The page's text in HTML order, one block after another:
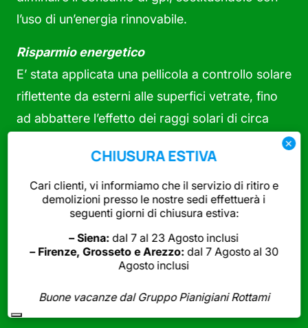
l’uso di un’energia rinnovabile.
Risparmio energetico
E’ stata applicata una pellicola a controllo solare
riflettente da esterni alle superfici vetrate, fino
ad abbattere l’effetto dei raggi solari di circa
la funzione da isolante durante la stagione
invernale, mantenendo stabile il calore termico
all’interno degli uffici.
L’ufficio tecnico dell’impianto attua
costantemente una serie di interventi atti
sostanzialmente si possono suddividere in:
CHIUSURA ESTIVA
Cari clienti, vi informiamo che il servizio di ritiro e
demolizioni presso le nostre sedi effettuerà i
seguenti giorni di chiusura estiva:
– Siena:dal 7 al 23 Agosto inclusi
– Firenze, Grosseto e Arezzo: dal 7 Agosto al 30
Agosto inclusi
Buone vacanze dal Gruppo Pianigiani Rottami